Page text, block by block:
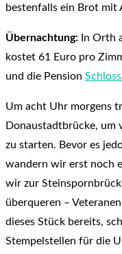
bestenfalls ein Brot mit
Übernachtung: In Orth
kostet 61 Euro pro
und die Pension
Um acht Uhr morgens
Donaustadtbrücke, um
zu starten. Bevor es
wandern wir erst noch
wir zur
überqueren –
dieses Stück bereits,
Stempelstellen für die